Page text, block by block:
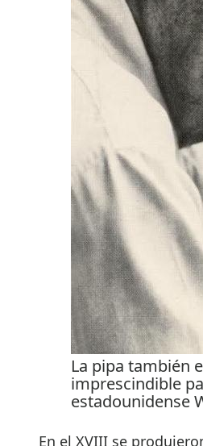
La pipa también
imprescindible
estadounidense
En el XVIII se